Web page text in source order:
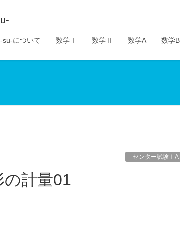
su-について 数学Ⅰ 数学Ⅱ 数学A 数学B
センター試験ⅠA
の計量01